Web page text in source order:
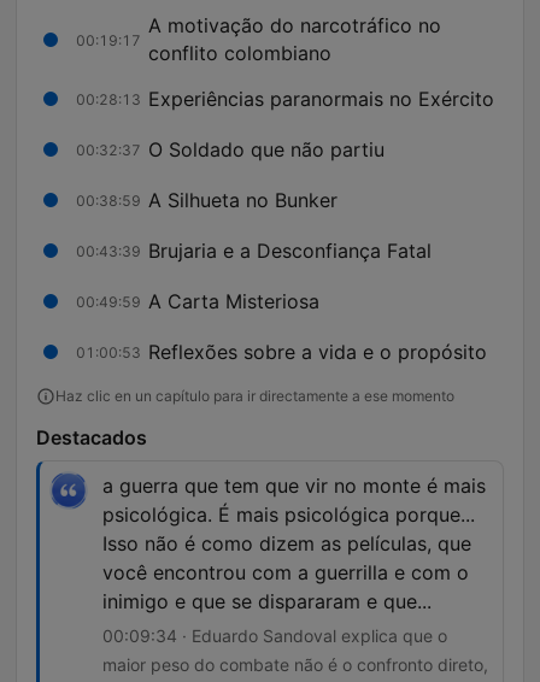
00:19:17
A motivação do narcotráfico no
conflito colombiano
00:28:13 Experiências paranormais no Exército
00:32:37 O Soldado que não partiu
00:38:59 A Silhueta no Bunker
00:43:39 Brujaria e a Desconfiança Fatal
00:49:59 A Carta Misteriosa
01:00:53 Reflexões sobre a vida e o propósito
Haz clic en un capítulo para ir directamente a ese momento
Destacados
a guerra que tem que vir no monte é mais
psicológica. É mais psicológica porque...
Isso não é como dizem as películas, que
você encontrou com a guerrilla e com o
inimigo e que se dispararam e que...
00:09:34 · Eduardo Sandoval explica que o
maior peso do combate não é o confronto direto,